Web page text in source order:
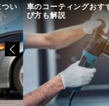
い 車のコーティングおす
び方も解説